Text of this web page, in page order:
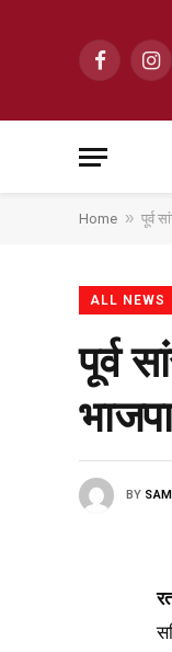
Facebook
Home » पूर्व
ALL NEWS
पूर्व
BY